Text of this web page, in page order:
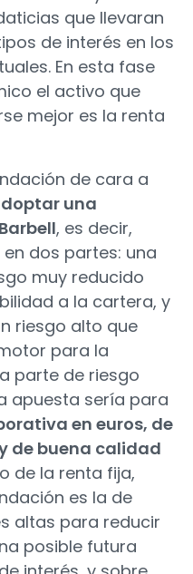
que llevaran
de interés en los
En esta fase
el activo que
mejor es la renta
de cara a
una
, es decir,
dos partes: una
muy reducido
a la cartera, y
riesgo alto que
para la
parte de riesgo
apuesta sería para
en euros, de
de buena calidad
de la renta fija,
es la de
altas para reducir
posible futura